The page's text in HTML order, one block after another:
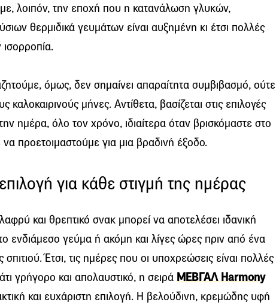
λοιπόν, την εποχή που η κατανάλωση γλυκών,
θερμιδικά γευμάτων είναι αυξημένη κι έτσι πολλές
όμως, δεν σημαίνει απαραίτητα συμβιβασμό, ούτε
καλοκαιρινούς μήνες. Αντίθετα, βασίζεται στις επιλογές
ημέρα, όλο τον χρόνο, ιδιαίτερα όταν βρισκόμαστε στο
προετοιμαστούμε για μια βραδινή έξοδο.
για κάθε στιγμή της ημέρας
και θρεπτικό σνακ μπορεί να αποτελέσει ιδανική
ενδιάμεσο γεύμα ή ακόμη και λίγες ώρες πριν από ένα
Έτσι, τις ημέρες που οι υποχρεώσεις είναι πολλές
γρήγορο και απολαυστικό, η σειρά ΜΕΒΓΑΛ Harmony
και ευχάριστη επιλογή. Η βελούδινη, κρεμώδης υφή